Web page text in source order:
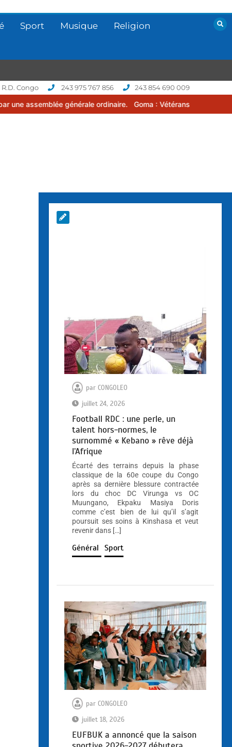
Sport Musique Religion
Congo 243 975 767 856 243 854 690 009
générale ordinaire. Goma : Vétérans Cup 2026 -2027, une
par CONGOLEO
juillet 24, 2026
Football RDC : une perle, un
talent hors-normes, le
surnommé « Kebano » rêve déjà
l’Afrique
Écarté des terrains depuis la phase
classique de la 60e coupe du Congo
après sa dernière blessure contractée
lors du choc DC Virunga vs OC
Muungano, Ekpaku Masiya Doris
comme c’est bien de lui qu’il s’agit
poursuit ses soins à Kinshasa et veut
revenir dans […]
Général Sport
par CONGOLEO
juillet 18, 2026
EUFBUK a annoncé que la saison